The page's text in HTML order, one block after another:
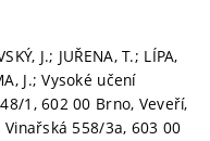
J.; JUŘENA, T.; LÍPA,
J.; Vysoké učení
1, 602 00 Brno, Veveří,
558/3a, 603 00